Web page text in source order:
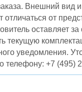
Внешний вид и
отличаться от
оставляет
текущую
уведомления.
телефону: +7 (495)